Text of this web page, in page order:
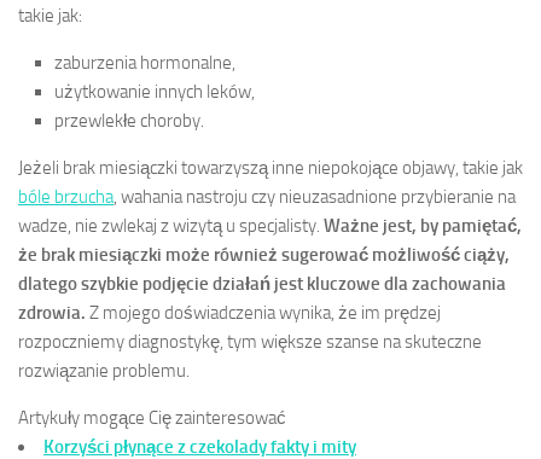
takie jak:
zaburzenia hormonalne,
użytkowanie innych leków,
przewlekłe choroby.
Jeżeli brak miesiączki towarzyszą inne niepokojące objawy, takie jak
bóle brzucha, wahania nastroju czy nieuzasadnione przybieranie na
wadze, nie zwlekaj z wizytą u specjalisty. Ważne jest, by pamiętać,
że brak miesiączki może również sugerować możliwość ciąży,
dlatego szybkie podjęcie działań jest kluczowe dla zachowania
zdrowia. Z mojego doświadczenia wynika, że im prędzej
rozpoczniemy diagnostykę, tym większe szanse na skuteczne
rozwiązanie problemu.
Artykuły mogące Cię zainteresować
Korzyści płynące z czekolady fakty i mity